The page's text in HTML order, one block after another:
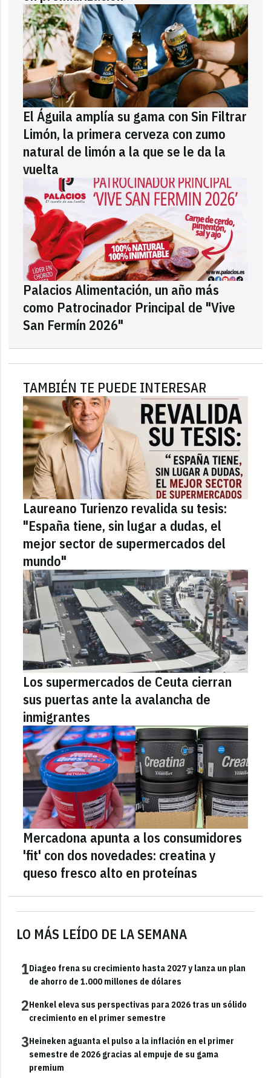
LO MÁS LEÍDO DE LA SEMANA
1Diageo frena su crecimiento hasta 2027 y lanza un plan
de ahorro de 1.000 millones de dólares
2Henkel eleva sus perspectivas para 2026 tras un sólido
crecimiento en el primer semestre
3Heineken aguanta el pulso a la inflación en el primer
semestre de 2026 gracias al empuje de su gama
premium
El Águila amplía su gama con Sin Filtrar
Limón, la primera cerveza con zumo
natural de limón a la que se le da la
vuelta
Palacios Alimentación, un año más
como Patrocinador Principal de "Vive
San Fermín 2026"
TAMBIÉN TE PUEDE INTERESAR
Laureano Turienzo revalida su tesis:
"España tiene, sin lugar a dudas, el
mejor sector de supermercados del
mundo"
Los supermercados de Ceuta cierran
sus puertas ante la avalancha de
inmigrantes
Mercadona apunta a los consumidores
'fit' con dos novedades: creatina y
queso fresco alto en proteínas